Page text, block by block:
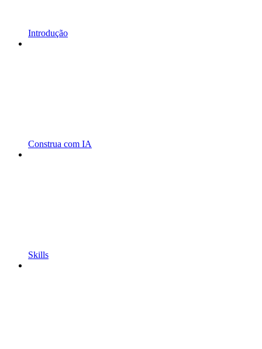
Introdução
Construa com IA
Skills